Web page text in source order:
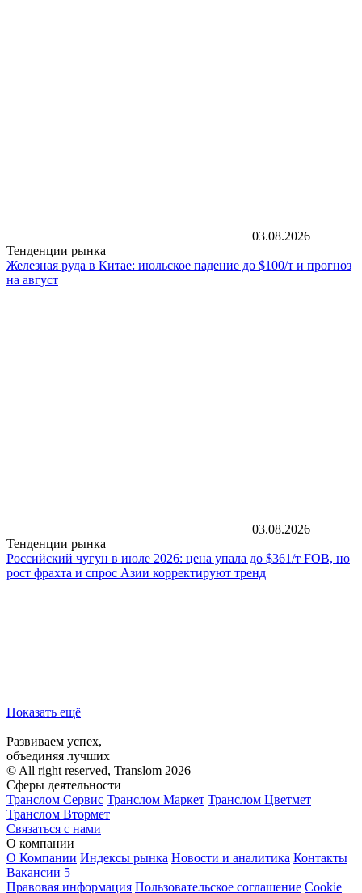
03.08.2026
Тенденции рынка
Железная руда в Китае: июльское падение до $100/т и прогноз
на август
03.08.2026
Тенденции рынка
Российский чугун в июле 2026: цена упала до $361/т FOB, но
рост фрахта и спрос Азии корректируют тренд
Показать ещё
Развиваем успех,
объединяя лучших
© All right reserved, Translom 2026
Сферы деятельности
Транслом Сервис Транслом Маркет Транслом Цветмет
Транслом Втормет
Связаться с нами
О компании
О Компании Индексы рынка Новости и аналитика Контакты
Вакансии 5
Правовая информация Пользовательское соглашение Cookie